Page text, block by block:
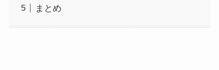
まとめ